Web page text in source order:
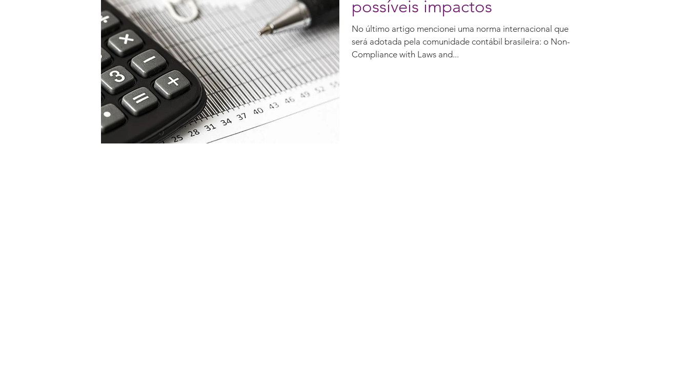
possíveis impactos
No último artigo mencionei uma norma internacional que
será adotada pela comunidade contábil brasileira: o Non-
Compliance with Laws and...